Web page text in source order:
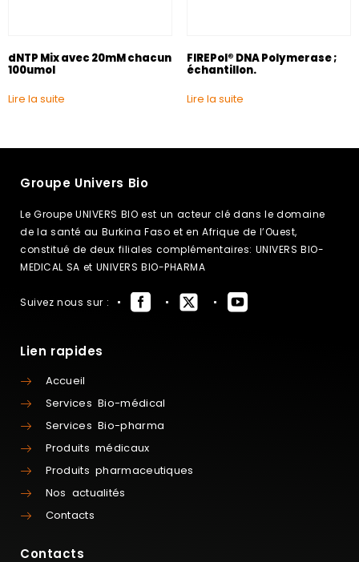
dNTP Mix avec 20mM chacun
100umol
Lire la suite
FIREPol® DNA Polymerase ;
échantillon.
Lire la suite
Groupe Univers Bio
Le Groupe UNIVERS BIO est un acteur clé dans le domaine
de la santé au Burkina Faso et en Afrique de l’Ouest,
constitué de deux filiales complémentaires: UNIVERS BIO-
MEDICAL SA et UNIVERS BIO-PHARMA
Suivez nous sur :
Lien rapides
Accueil
Services Bio-médical
Services Bio-pharma
Produits médicaux
Produits pharmaceutiques
Nos actualités
Contacts
Contacts